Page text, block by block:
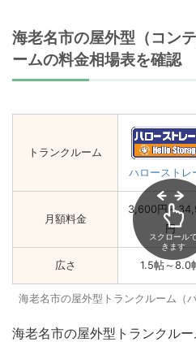
海老名市の屋外型（コン
ームの料金相場表を確認
トランクルーム
ハローストレ
月額料金
3,600円～
円
広さ 1.5帖～8.0
スクロール
きます
海老名市の屋外型トランクルーム（
海老名市の屋外型トランクル